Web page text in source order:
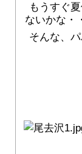
もうすぐ
ないかな・
そんな、